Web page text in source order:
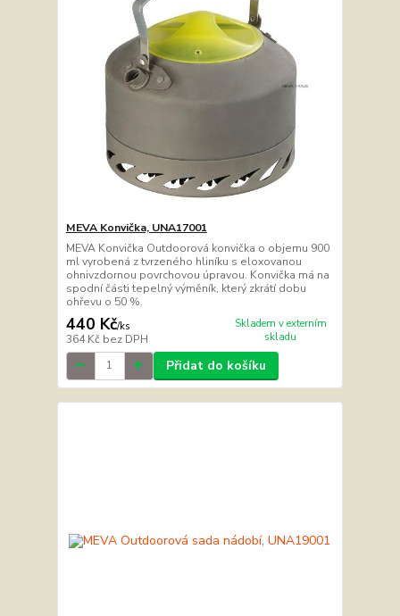
MEVA Konvička, UNA17001
MEVA Konvička Outdoorová konvička o objemu 900
ml vyrobená z tvrzeného hliníku s eloxovanou
ohnivzdornou povrchovou úpravou. Konvička má na
spodní části tepelný výměník, který zkrátí dobu
ohřevu o 50 %.
440 Kč/ks
364 Kč bez DPH
Skladem v externím
skladu
Přidat do košíku